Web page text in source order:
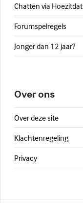
Chatten via Hoezitdat
Forumspelregels
Jonger dan 12 jaar?
Over ons
Over deze site
Klachtenregeling
Privacy